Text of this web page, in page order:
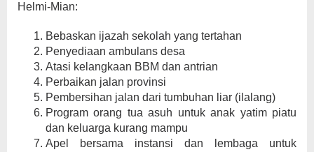
Helmi-Mian:
Bebaskan ijazah sekolah yang tertahan
Penyediaan ambulans desa
Atasi kelangkaan BBM dan antrian
Perbaikan jalan provinsi
Pembersihan jalan dari tumbuhan liar (ilalang)
Program orang tua asuh untuk anak yatim piatu
dan keluarga kurang mampu
Apel bersama instansi dan lembaga untuk